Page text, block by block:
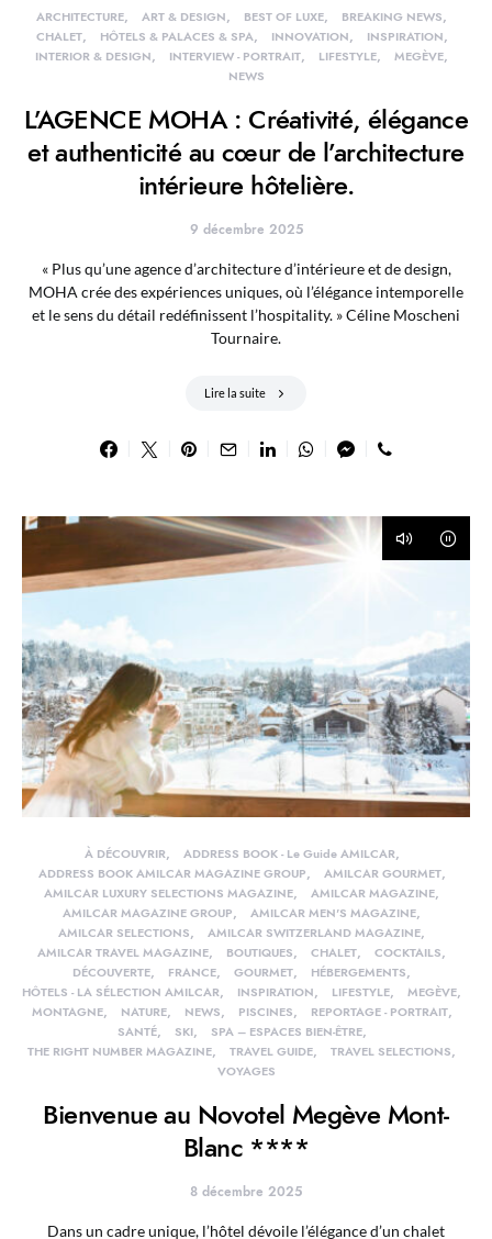
ARCHITECTURE ART & DESIGN BEST OF LUXE
BREAKING NEWS
CHALET
HÔTELS & PALACES & SPA INNOVATION
INSPIRATION
INTERIOR & DESIGN
INTERVIEW - PORTRAIT LIFESTYLE
MEGÈVE
NEWS
L’AGENCE MOHA : Créativité, élégance
et authenticité au cœur de l’architecture
intérieure hôtelière.
9 décembre 2025
« Plus qu’une agence d’architecture d’intérieure et de design,
MOHA crée des expériences uniques, où l’élégance intemporelle
et le sens du détail redéfinissent l’hospitality. » Céline Moscheni
Tournaire.
Lire la suite
À DÉCOUVRIR
ADDRESS BOOK - Le Guide AMILCAR
ADDRESS BOOK AMILCAR MAGAZINE GROUP
AMILCAR GOURMET
AMILCAR LUXURY SELECTIONS MAGAZINE
AMILCAR MAGAZINE
AMILCAR MAGAZINE GROUP
AMILCAR MEN'S MAGAZINE
AMILCAR SELECTIONS
AMILCAR SWITZERLAND MAGAZINE
AMILCAR TRAVEL MAGAZINE
BOUTIQUES CHALET
COCKTAILS
DÉCOUVERTE
FRANCE GOURMET
HÉBERGEMENTS
HÔTELS - LA SÉLECTION AMILCAR
INSPIRATION LIFESTYLE
MEGÈVE
MONTAGNE
NATURE NEWS PISCINES
REPORTAGE - PORTRAIT
SANTÉ
SKI
SPA – ESPACES BIEN-ÊTRE
THE RIGHT NUMBER MAGAZINE
TRAVEL GUIDE
TRAVEL SELECTIONS
VOYAGES
Bienvenue au Novotel Megève Mont-
Blanc ****
8 décembre 2025
Dans un cadre unique, l’hôtel dévoile l’élégance d’un chalet